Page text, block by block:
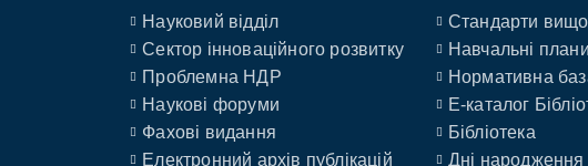
Науковий відділ
Сектор інноваційного розвитку
Проблемна НДР
Наукові форуми
Фахові видання
Електронний архів публікацій
Стандарти
Навчальні плани
Нормативна
E-каталог
Бібліотека
Дні народження